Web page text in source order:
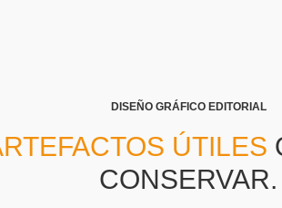
DISEÑO GRÁFICO EDITORIAL
ÚTILES
CONSERVAR.